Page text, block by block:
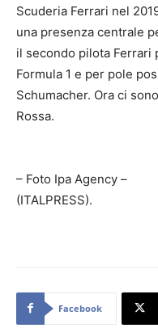
Scuderia Ferrari nel
una presenza centrale
il secondo pilota Ferrari
Formula 1 e per pole
Schumacher. Ora ci
Rossa.
– Foto Ipa Agency –
(ITALPRESS).
Facebook